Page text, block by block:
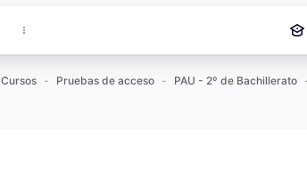
Cursos Pruebas de acceso PAU - 2º de Bachillerato